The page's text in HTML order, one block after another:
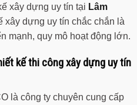
xây dựng uy tín tại Lâm
xây dựng uy tín chắc chắn là
mạnh, quy mô hoạt động lớn.
kế thi công xây dựng uy tín
là công ty chuyên cung cấp